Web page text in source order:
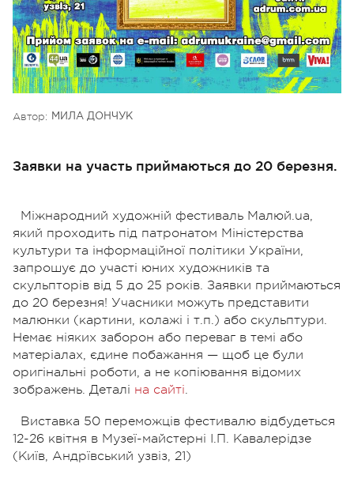
Автор: МИЛА ДОНЧУК
Заявки на участь приймаються до 20 березня.
Міжнародний художній фестиваль Малюй.ua,
який проходить під патронатом Міністерства
культури та інформаційної політики України,
запрошує до участі юних художників та
скульпторів від 5 до 25 років. Заявки приймаються
до 20 березня! Учасники можуть представити
малюнки (картини, колажі і т.п.) або скульптури.
Немає ніяких заборон або переваг в темі або
матеріалах, єдине побажання — щоб це були
оригінальні роботи, а не копіювання відомих
зображень. Деталі на сайті.
Виставка 50 переможців фестивалю відбудеться
12-26 квітня в Музеї-майстерні І.П. Кавалерідзе
(Київ, Андрївський узвіз, 21)